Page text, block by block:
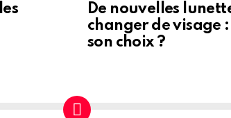
De nouvelles
changer de visage
son choix ?